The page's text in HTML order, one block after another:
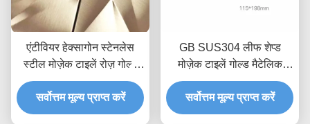
एंटीवियर हेक्सागोन स्टेनलेस
स्टील मोज़ेक टाइलें रोज़ गोल्ड
नीलम ब्लू JIS
सर्वोत्तम मूल्य प्राप्त करें
GB SUS304 लीफ शेप्ड
मोज़ेक टाइलें गोल्ड मैटेलिक
बैकस्प्लाश बीड ब्लास्ट
सर्वोत्तम मूल्य प्राप्त करें